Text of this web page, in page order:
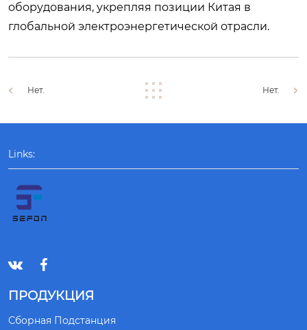
оборудования, укрепляя позиции Китая в
глобальной электроэнергетической отрасли.
Нет. Нет.
Links:
 
ПРОДУКЦИЯ
Сборная Подстанция